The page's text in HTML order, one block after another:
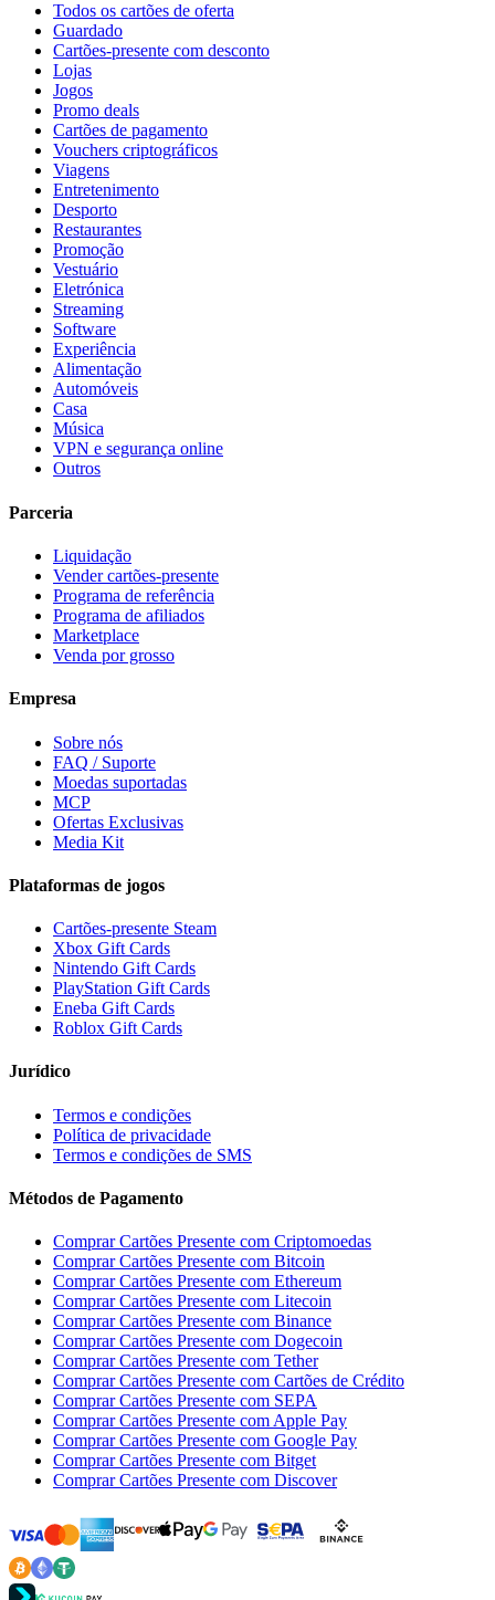
Todos os cartões de oferta
Guardado
Cartões-presente com desconto
Lojas
Jogos
Promo deals
Cartões de pagamento
Vouchers criptográficos
Viagens
Entretenimento
Desporto
Restaurantes
Promoção
Vestuário
Eletrónica
Streaming
Software
Experiência
Alimentação
Automóveis
Casa
Música
VPN e segurança online
Outros
Parceria
Liquidação
Vender cartões-presente
Programa de referência
Programa de afiliados
Marketplace
Venda por grosso
Empresa
Sobre nós
FAQ / Suporte
Moedas suportadas
MCP
Ofertas Exclusivas
Media Kit
Plataformas de jogos
Cartões-presente Steam
Xbox Gift Cards
Nintendo Gift Cards
PlayStation Gift Cards
Eneba Gift Cards
Roblox Gift Cards
Jurídico
Termos e condições
Política de privacidade
Termos e condições de SMS
Métodos de Pagamento
Comprar Cartões Presente com Criptomoedas
Comprar Cartões Presente com Bitcoin
Comprar Cartões Presente com Ethereum
Comprar Cartões Presente com Litecoin
Comprar Cartões Presente com Binance
Comprar Cartões Presente com Dogecoin
Comprar Cartões Presente com Tether
Comprar Cartões Presente com Cartões de Crédito
Comprar Cartões Presente com SEPA
Comprar Cartões Presente com Apple Pay
Comprar Cartões Presente com Google Pay
Comprar Cartões Presente com Bitget
Comprar Cartões Presente com Discover